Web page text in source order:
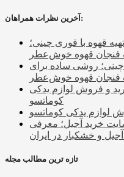
آخرین نظرات همراهان:
قهوه با قوری چینی؛
فنجان قهوه خوش‌عطر
روشی ساده برای
فنجان قهوه خوش‌عطر
و فروش لوازم یدکی
کوماتسو
لوازم یدکی کوماتسو
خرید آجیل؛ معرفی
تازه ترین مطالب مجله